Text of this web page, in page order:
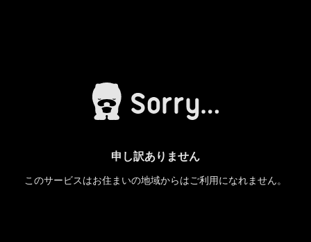
申し訳ありません
このサービスはお住まいの地域からはご利用になれません。